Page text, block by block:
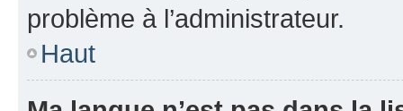
problème à l’administrateur.
Haut